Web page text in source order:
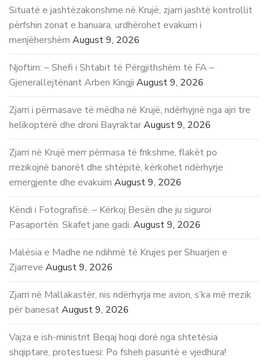
Situatë e jashtëzakonshme në Krujë, zjarri jashtë kontrollit
përfshin zonat e banuara, urdhërohet evakuim i
menjëhershëm August 9, 2026
Njoftim: – Shefi i Shtabit të Përgjithshëm të FA –
Gjenerallejtënant Arben Kingji August 9, 2026
Zjarri i përmasave të mëdha në Krujë, ndërhyjnë nga ajri tre
helikopterë dhe droni BayraktarAugust 9, 2026
Zjarri në Krujë merr përmasa të frikshme, flakët po
rrezikojnë banorët dhe shtëpitë, kërkohet ndërhyrje
emergjente dhe evakuim August 9, 2026
Këndi i Fotografisë. – Kërkoj Besën dhe ju siguroi
Pasaportën. Skafet jane gadi. August 9, 2026
Malësia e Madhe ne ndihmë të Krujes per Shuarjen e
Zjarreve August 9, 2026
Zjarri në Mallakastër, nis ndërhyrja me avion, s’ka më rrezik
për banesatAugust 9, 2026
Vajza e ish-ministrit Beqaj hoqi dorë nga shtetësia
shqiptare, protestuesi: Po fsheh pasuritë e vjedhura!